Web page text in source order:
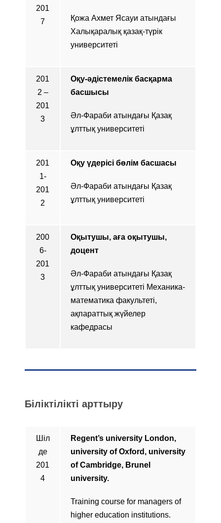
201
7
Қожа Ахмет Ясауи атындағы
Халықаралық қазақ-түрік
университеті
201
2 –
201
3
Оқу-әдістемелік басқарма
басшысы
Әл-Фараби атындағы Қазақ
ұлттық университеті
201
1-
201
2
Оқу үдерісі бөлім басшасы
Әл-Фараби атындағы Қазақ
ұлттық университеті
200
6-
201
3
Оқытушы, аға оқытушы,
доцент
Әл-Фараби атындағы Қазақ
ұлттық университеті Механика-
математика факультеті,
ақпараттық жүйелер
кафедрасы
Біліктілікті арттыру
Шіл
де
201
4
Regent’s university London,
university of Oxford, university
of Cambridge, Brunel
university.
Training course for managers of
higher education institutions.